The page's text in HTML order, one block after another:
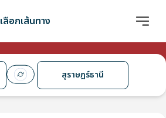
เลือกเส้นทาง
สุราษฎร์ธานี